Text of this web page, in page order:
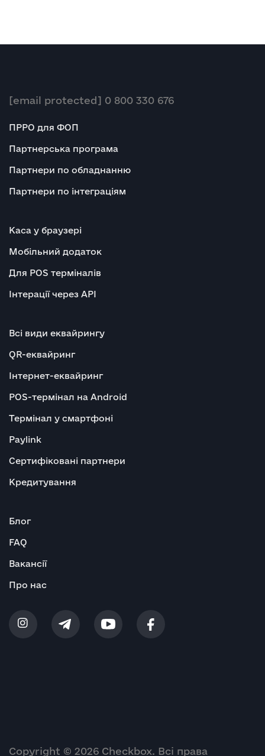
[email protected] 0 800 330 676
ПРРО для ФОП
Партнерська програма
Партнери по обладнанню
Партнери по інтеграціям
Каса у браузері
Мобільний додаток
Для POS терміналів
Інтерації через API
Всі види еквайрингу
QR-еквайринг
Інтернет-еквайринг
POS-термінал на Android
Термінал у смартфоні
Paylink
Сертифіковані партнери
Кредитування
Блог
FAQ
Вакансії
Про нас
Copyright © 2026 Checkbox. Всі права